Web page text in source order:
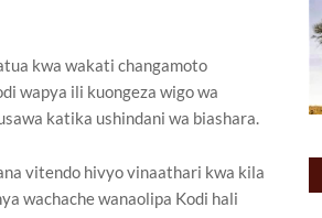
kwa wakati changamoto
wapya ili kuongeza wigo wa
katika ushindani wa biashara.
vitendo hivyo vinaathari kwa kila
wachache wanaolipa Kodi hali